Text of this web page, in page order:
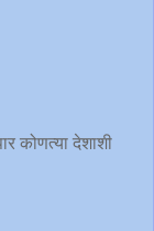
कोणत्या देशाशी